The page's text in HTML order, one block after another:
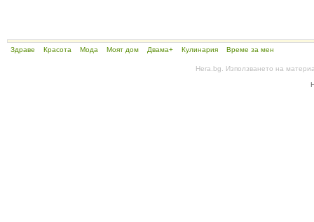
Здраве Красота Мода Моят дом Двама+ Кулинария Време за мен
Hera.bg. Използването на